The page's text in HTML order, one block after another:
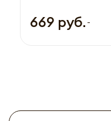
669 руб. -